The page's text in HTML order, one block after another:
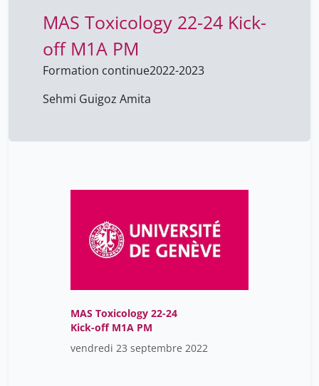
MAS Toxicology 22-24 Kick-
off M1A PM
Formation continue2022-2023
Sehmi Guigoz Amita
MAS Toxicology 22-24
Kick-off M1A PM
vendredi 23 septembre 2022